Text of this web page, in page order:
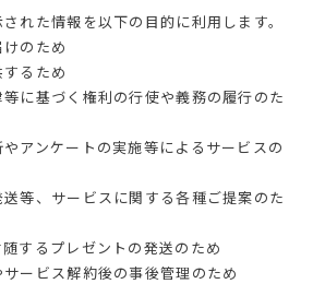
れた情報を以下の目的に利用します。
のため
るため
に基づく権利の行使や義務の履行のた
アンケートの実施等によるサービスの
等、サービスに関する各種ご提案のた
するプレゼントの発送のため
ービス解約後の事後管理のため